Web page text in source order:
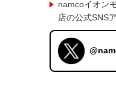
namcoイオン
店の公式SNS